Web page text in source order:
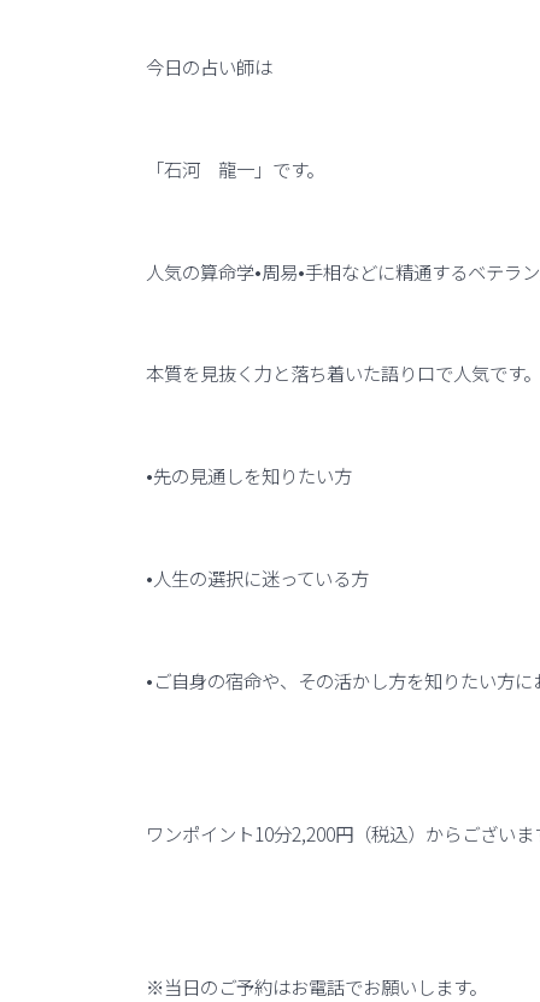
今日の占い師は
「石河 龍一」です。
人気の算命学•周易•手相などに精通するベテラン
本質を見抜く力と落ち着いた語り口で人気です。
•先の見通しを知りたい方
•人生の選択に迷っている方
•ご自身の宿命や、その活かし方を知りたい方に
ワンポイント10分2,200円（税込）からございま
※当日のご予約はお電話でお願いします。